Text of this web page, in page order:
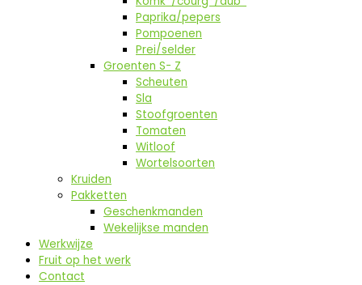
Paprika/pepers
Pompoenen
Prei/selder
Groenten S- Z
Scheuten
Sla
Stoofgroenten
Tomaten
Witloof
Wortelsoorten
Kruiden
Pakketten
Geschenkmanden
Wekelijkse manden
Werkwijze
Fruit op het werk
Contact